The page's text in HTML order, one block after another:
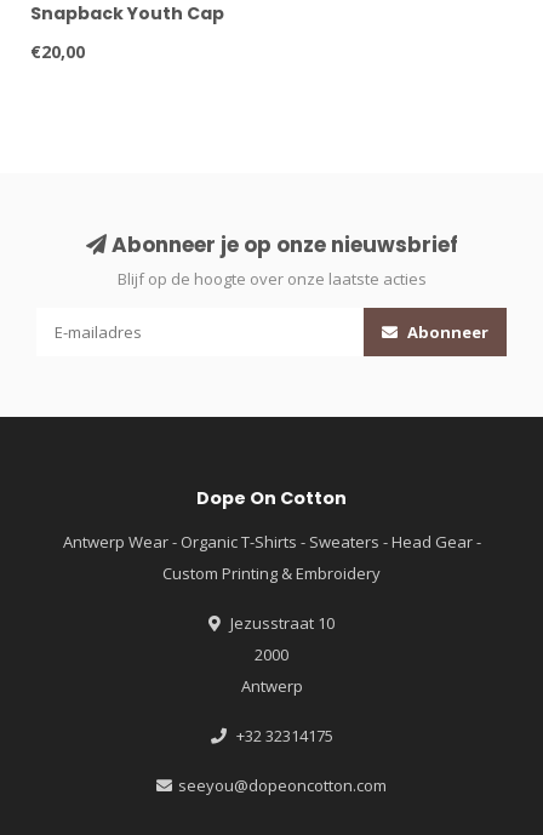
Snapback Youth Cap
€20,00
Abonneer je op onze nieuwsbrief
Blijf op de hoogte over onze laatste acties
Abonneer
Dope On Cotton
Antwerp Wear - Organic T-Shirts - Sweaters - Head Gear -
Custom Printing & Embroidery
Jezusstraat 10
2000
Antwerp
+32 32314175
seeyou@dopeoncotton.com